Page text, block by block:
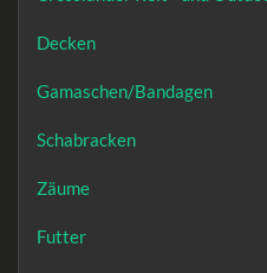
Decken
Gamaschen/Bandagen
Schabracken
Zäume
Futter